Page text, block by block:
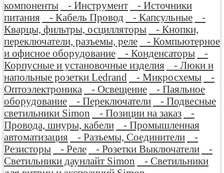
компоненты
- Инструмент
- Источники
питания
- Кабель Провод - Капсульные
-
Кварцы, фильтры, осцилляторы
- Кнопки,
переключатели, разъемы, реле
- Компьютерное
и офисное оборудование
- Конденсаторы
-
Корпусные и установочные изделия
- Люки и
напольные розетки Ledrand
- Микросхемы
-
Оптоэлектроника
- Освещение
- Паяльное
оборудование
- Переключатели
- Подвесные
светильники Simon
- Позиции на заказ
-
Провода, шнуры, кабели
- Промышленная
автоматизация
- Разъемы, Соединители
-
Резисторы
- Реле - Розетки Выключатели
-
Светильники даунлайт Simon
- Светильники